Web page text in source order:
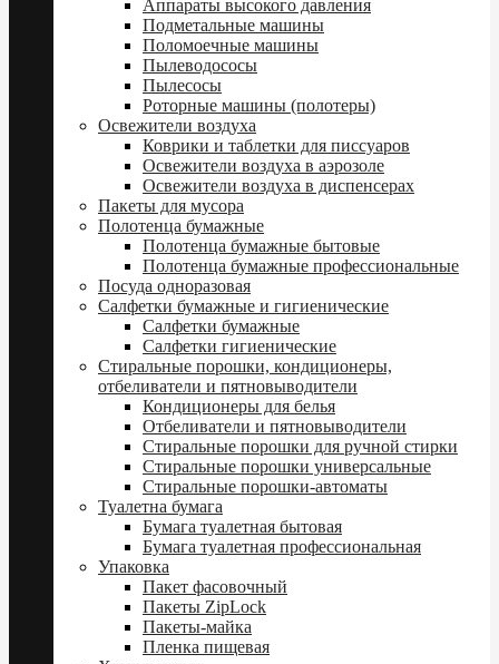
Аппараты высокого давления
Подметальные машины
Поломоечные машины
Пылеводососы
Пылесосы
Роторные машины (полотеры)
Освежители воздуха
Коврики и таблетки для писсуаров
Освежители воздуха в аэрозоле
Освежители воздуха в диспенсерах
Пакеты для мусора
Полотенца бумажные
Полотенца бумажные бытовые
Полотенца бумажные профессиональные
Посуда одноразовая
Салфетки бумажные и гигиенические
Салфетки бумажные
Салфетки гигиенические
Стиральные порошки, кондиционеры,
отбеливатели и пятновыводители
Кондиционеры для белья
Отбеливатели и пятновыводители
Стиральные порошки для ручной стирки
Стиральные порошки универсальные
Стиральные порошки-автоматы
Туалетна бумага
Бумага туалетная бытовая
Бумага туалетная профессиональная
Упаковка
Пакет фасовочный
Пакеты ZipLock
Пакеты-майка
Пленка пищевая